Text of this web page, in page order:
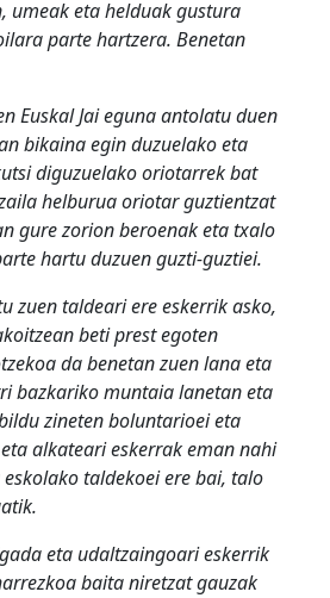
umeak eta helduak gustura
parte hartzera. Benetan
Euskal Jai eguna antolatu duen
bikaina egin duzuelako eta
diguzuelako oriotarrek bat
helburua oriotar guztientzat
gure zorion beroenak eta txalo
hartu duzuen guzti-guztiei.
zuen taldeari ere eskerrik asko,
beti prest egoten
da benetan zuen lana eta
bazkariko muntaia lanetan eta
zineten boluntarioei eta
alkateari eskerrak eman nahi
taldekoei ere bai, talo
eta udaltzaingoari eskerrik
baita niretzat gauzak